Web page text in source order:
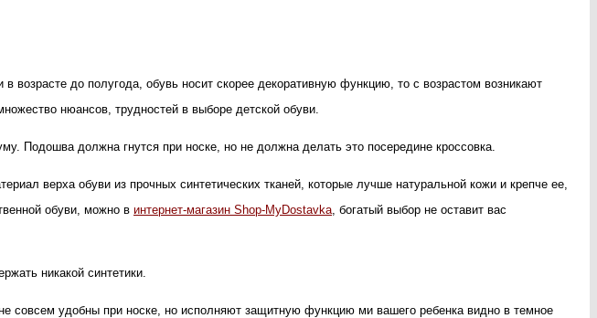
до полугода, обувь носит скорее декоративную функцию, то с возрастом возникают
нюансов, трудностей в выборе детской обуви.
Подошва должна гнутся при носке, но не должна делать это посередине кроссовка.
верха обуви из прочных синтетических тканей, которые лучше натуральной кожи и крепче ее,
обуви, можно в интернет-магазин Shop-MyDostavka , богатый выбор не оставит вас
никакой синтетики.
совсем удобны при носке, но исполняют защитную функцию ми вашего ребенка видно в темное